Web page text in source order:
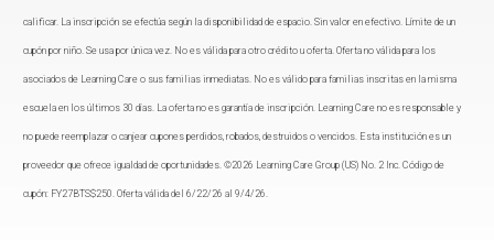
calificar. La inscripción se efectúa según la disponibilidad de espacio. Sin valor en efectivo. Límite de un
cupón por niño. Se usa por única vez. No es válida para otro crédito u oferta. Oferta no válida para los
asociados de Learning Care o sus familias inmediatas. No es válido para familias inscritas en la misma
escuela en los últimos 30 días. La oferta no es garantía de inscripción. Learning Care no es responsable y
no puede reemplazar o canjear cupones perdidos, robados, destruidos o vencidos. Esta institución es un
proveedor que ofrece igualdad de oportunidades. ©2026 Learning Care Group (US) No. 2 Inc. Código de
cupón: FY27BTS$250. Oferta válida del 6/22/26 al 9/4/26.